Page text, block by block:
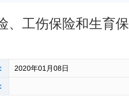
、工伤保险和生育保
2020年01月08日